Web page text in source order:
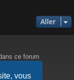
vous
Aller
ce forum
ce forum